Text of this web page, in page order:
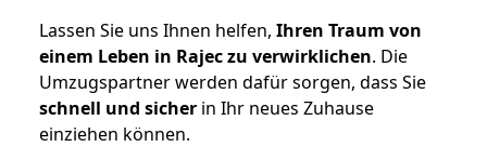
Lassen Sie uns Ihnen helfen, Ihren Traum von
einem Leben in Rajec zu verwirklichen. Die
Umzugspartner werden dafür sorgen, dass Sie
schnell und sicher in Ihr neues Zuhause
einziehen können.